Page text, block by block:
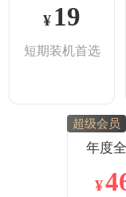
¥ 19
短期装机首选
超级会员
年度
¥